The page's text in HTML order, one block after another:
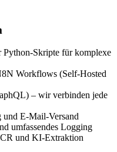
Python-Skripte für komplexe
Workflows (Self-Hosted
– wir verbinden jede
und E-Mail-Versand
umfassendes Logging
und KI-Extraktion